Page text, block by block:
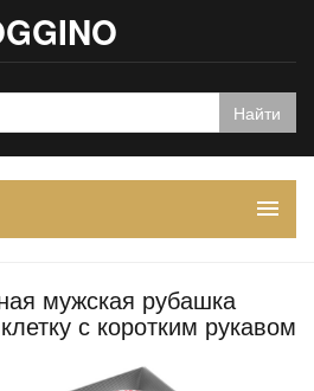
мужская рубашка
с коротким рукавом